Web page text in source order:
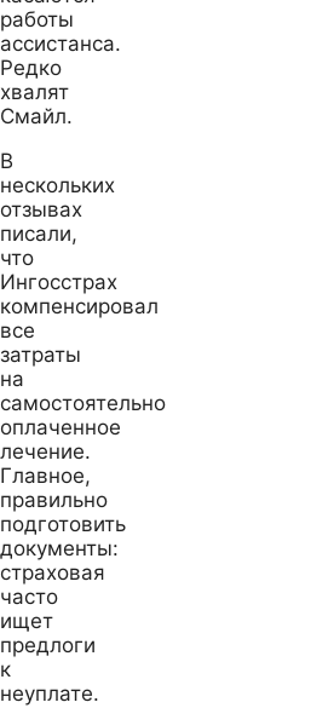
работы
ассистанса.
Редко
хвалят
Смайл.
В
нескольких
отзывах
писали,
что
Ингосстрах
компенсировал
все
затраты
на
самостоятельно
оплаченное
лечение.
Главное,
правильно
подготовить
документы:
страховая
часто
ищет
предлоги
к
неуплате.